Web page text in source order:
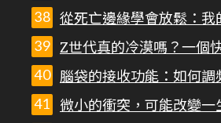
從死亡邊緣學會放鬆：我
Z世代真的冷漠嗎？一個
腦袋的接收功能：如何調
微小的衝突，可能改變一